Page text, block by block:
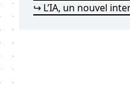
↪ L’IA, un nouvel